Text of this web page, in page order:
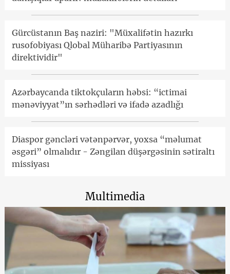
Gürcüstanın Baş naziri: "Müxalifətin hazırkı
rusofobiyası Qlobal Müharibə Partiyasının
direktividir"
Azərbaycanda tiktokçuların həbsi: “ictimai
mənəviyyat”ın sərhədləri və ifadə azadlığı
Diaspor gəncləri vətənpərvər, yoxsa “məlumat
əsgəri” olmalıdır - Zəngilan düşərgəsinin sətiraltı
missiyası
Multimedia